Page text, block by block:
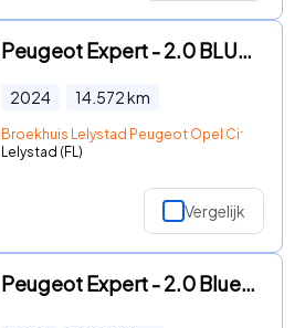
Peugeot Expert - 2.0 BLUEHDI 145PK L3H1 AUTOMAAT / NAVI / AIRCO / LED / PDC /
2024 14.572km
Broekhuis Lelystad Peugeot Opel Citroen
Lelystad (FL)
Vergelijk
Peugeot Expert - 2.0 BlueHDI 122pk Automaat L2H1 Euro6 Airco | Navigatie | Ca